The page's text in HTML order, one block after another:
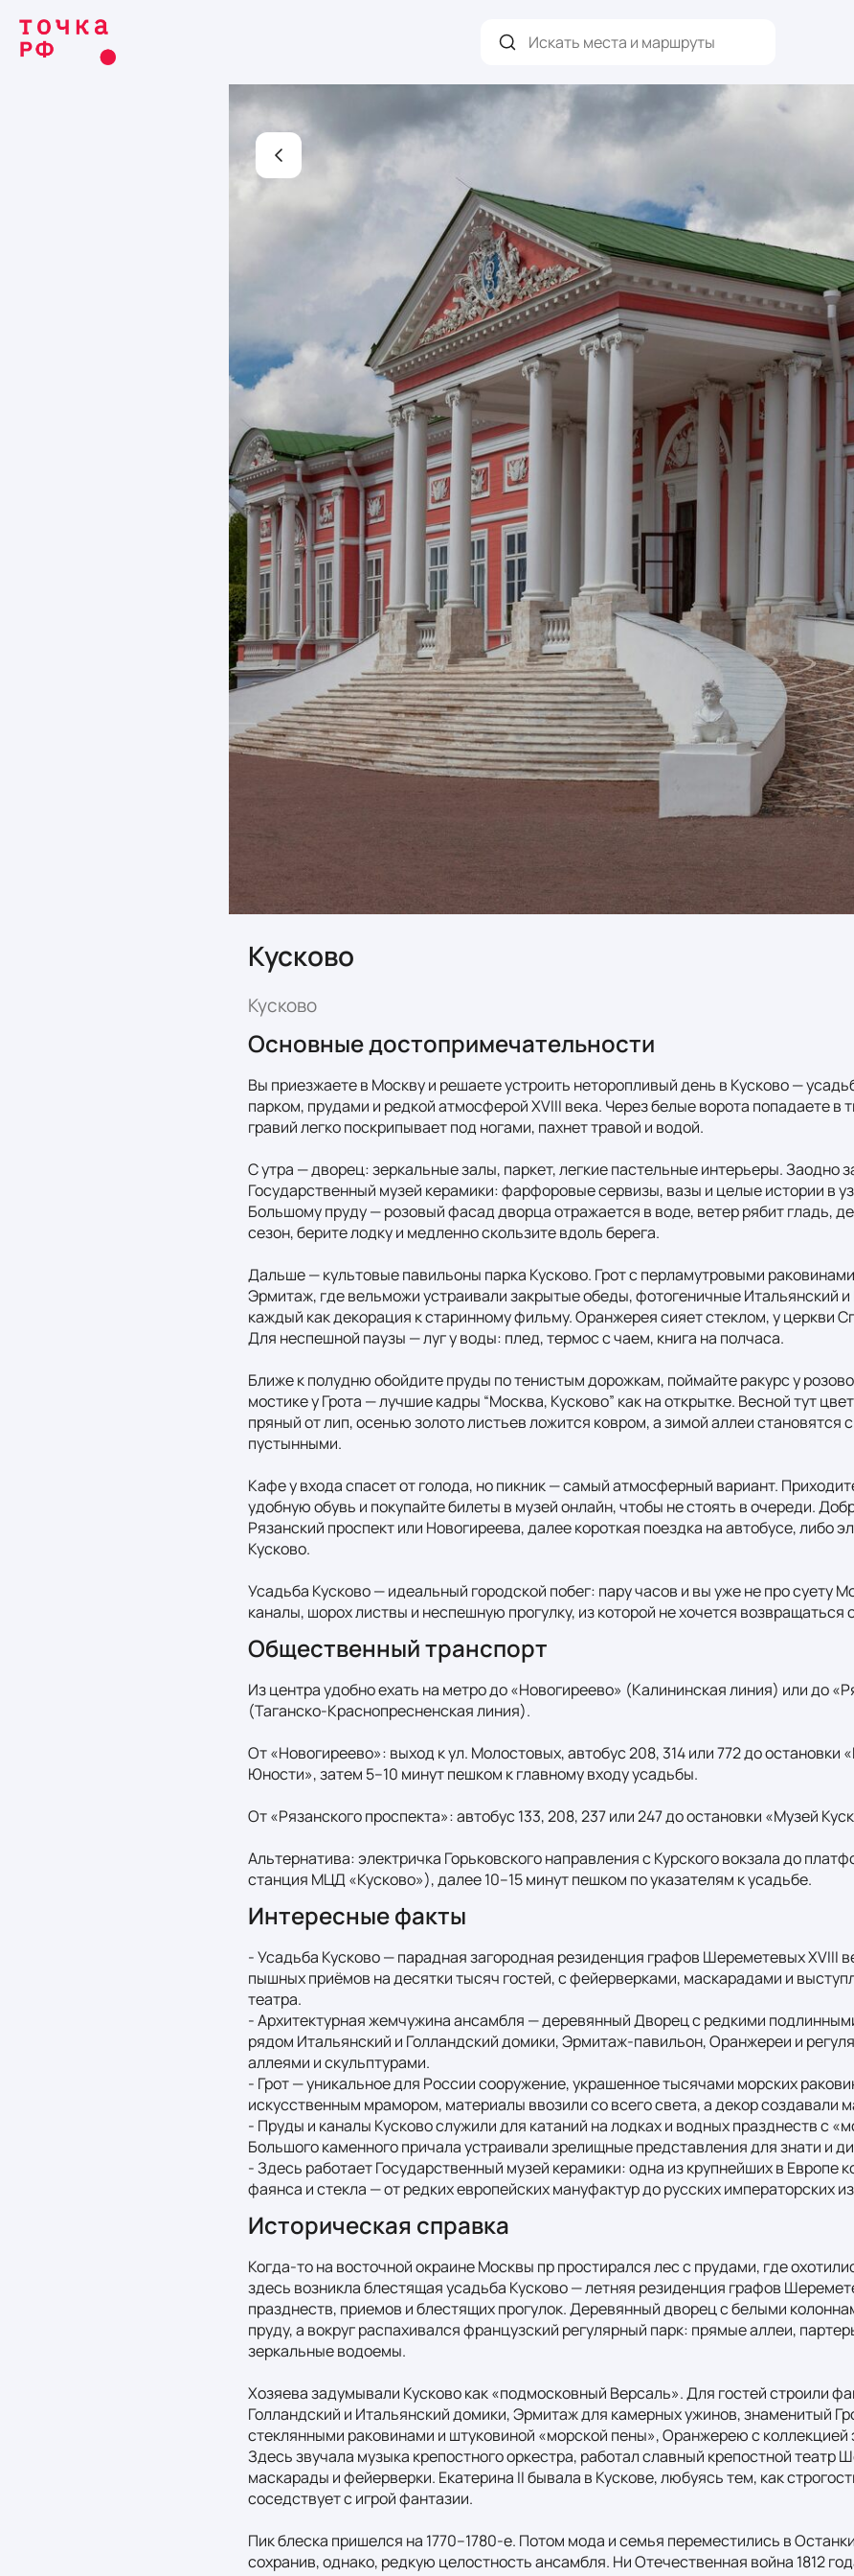
Кусково
Кусково
Основные достопримечательности
Вы приезжаете в Москву и решаете устроить неторопливый день в Кусково —
парком, прудами и редкой атмосферой XVIII века. Через белые ворота попадаете в
гравий легко поскрипывает под ногами, пахнет травой и водой.
С утра — дворец: зеркальные залы, паркет, легкие пастельные интерьеры. Заодно
Государственный музей керамики: фарфоровые сервизы, вазы и целые истории в
Большому пруду — розовый фасад дворца отражается в воде, ветер рябит гладь,
сезон, берите лодку и медленно скользите вдоль берега.
Дальше — культовые павильоны парка Кусково. Грот с перламутровыми
Эрмитаж, где вельможи устраивали закрытые обеды, фотогеничные Итальянский
каждый как декорация к старинному фильму. Оранжерея сияет стеклом, у церкви
Для неспешной паузы — луг у воды: плед, термос с чаем, книга на полчаса.
Ближе к полудню обойдите пруды по тенистым дорожкам, поймайте ракурс у
мостике у Грота — лучшие кадры “Москва, Кусково” как на открытке. Весной тут
пряный от лип, осенью золото листьев ложится ковром, а зимой аллеи становятся
пустынными.
Кафе у входа спасет от голода, но пикник — самый атмосферный вариант.
удобную обувь и покупайте билеты в музей онлайн, чтобы не стоять в очереди.
Рязанский проспект или Новогиреева, далее короткая поездка на автобусе, либо
Кусково.
Усадьба Кусково — идеальный городской побег: пару часов и вы уже не про суету
каналы, шорох листвы и неспешную прогулку, из которой не хочется возвращаться
Общественный транспорт
Из центра удобно ехать на метро до «Новогиреево» (Калининская линия) или до
(Таганско‑Краснопресненская линия).
От «Новогиреево»: выход к ул. Молостовых, автобус 208, 314 или 772 до остановки
Юности», затем 5–10 минут пешком к главному входу усадьбы.
От «Рязанского проспекта»: автобус 133, 208, 237 или 247 до остановки «Музей
Альтернатива: электричка Горьковского направления с Курского вокзала до
станция МЦД «Кусково»), далее 10–15 минут пешком по указателям к усадьбе.
Интересные факты
- Усадьба Кусково — парадная загородная резиденция графов Шереметевых XVIII
пышных приёмов на десятки тысяч гостей, с фейерверками, маскарадами и
театра.
- Архитектурная жемчужина ансамбля — деревянный Дворец с редкими
рядом Итальянский и Голландский домики, Эрмитаж-павильон, Оранжереи и
аллеями и скульптурами.
- Грот — уникальное для России сооружение, украшенное тысячами морских
искусственным мрамором, материалы ввозили со всего света, а декор создавали
- Пруды и каналы Кусково служили для катаний на лодках и водных празднеств с
Большого каменного причала устраивали зрелищные представления для знати и
- Здесь работает Государственный музей керамики: одна из крупнейших в Европе
фаянса и стекла — от редких европейских мануфактур до русских императорских
Историческая справка
Когда-то на восточной окраине Москвы пр простирался лес с прудами, где
здесь возникла блестящая усадьба Кусково — летняя резиденция графов
празднеств, приемов и блестящих прогулок. Деревянный дворец с белыми
пруду, а вокруг распахивался французский регулярный парк: прямые аллеи,
зеркальные водоемы.
Хозяева задумывали Кусково как «подмосковный Версаль». Для гостей строили
Голландский и Итальянский домики, Эрмитаж для камерных ужинов, знаменитый
стеклянными раковинами и штуковиной «морской пены», Оранжерею с коллекцией
Здесь звучала музыка крепостного оркестра, работал славный крепостной театр
маскарады и фейерверки. Екатерина II бывала в Кускове, любуясь тем, как
соседствует с игрой фантазии.
Пик блеска пришелся на 1770–1780-е. Потом мода и семья переместились в
сохранив, однако, редкую целостность ансамбля. Ни Отечественная война 1812